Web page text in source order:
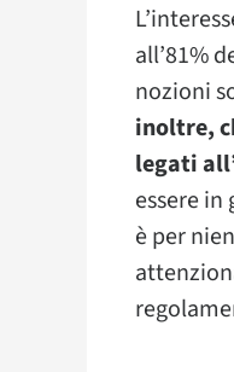
all’81%
nozioni
inoltre,
legati
essere
è per